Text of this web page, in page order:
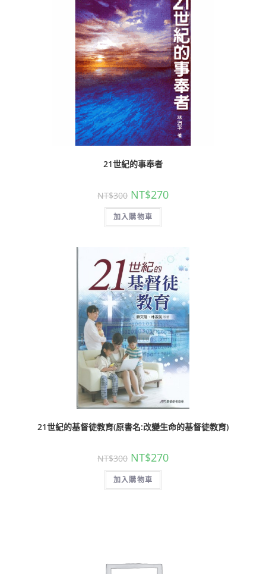
21世紀的事奉者
NT$300 NT$270
加入購物車
21世紀的基督徒教育(原書名:改變生命的基督徒教育)
NT$300 NT$270
加入購物車